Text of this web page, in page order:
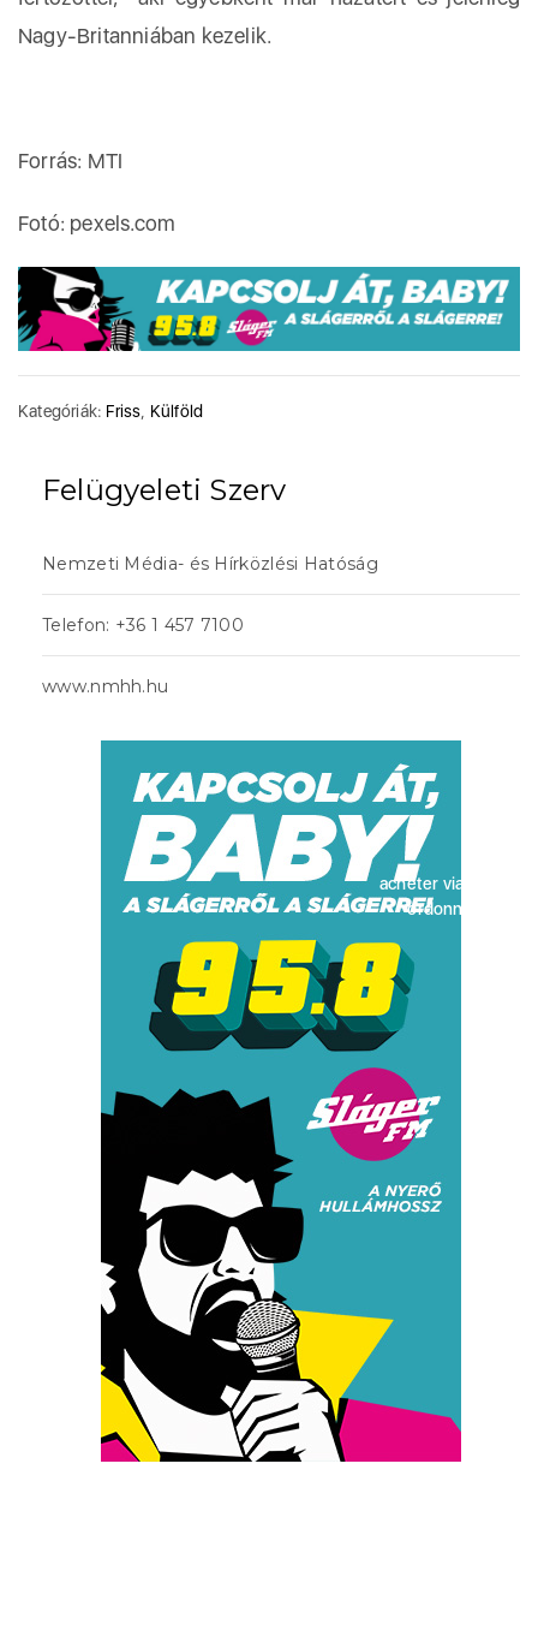
Nagy-Britanniában kezelik.
Forrás: MTI
Fotó: pexels.com
Kategóriák: Friss Külföld
Felügyeleti Szerv
Nemzeti Média- és Hírközlési Hatóság
Telefon: +36 1 457 7100
www.nmhh.hu
acheter viagra sans
ordonnance